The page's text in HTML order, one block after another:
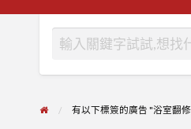
有以下標簽的廣告 "浴室翻